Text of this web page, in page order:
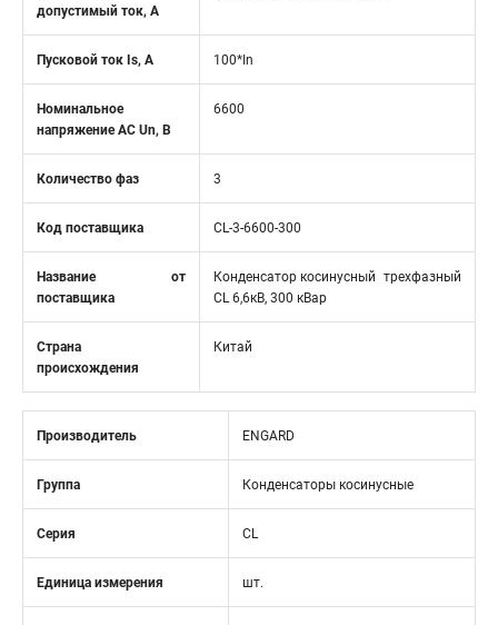
допустимый ток, А
Пусковой ток Is, А 100*In
Номинальное
напряжение АС Un, В
6600
Количество фаз 3
Код поставщика CL-3-6600-300
Название от
поставщика
Конденсатор косинусный трехфазный
CL 6,6кВ, 300 кВар
Страна
происхождения
Китай
Производитель ENGARD
Группа Конденсаторы косинусные
Серия CL
Единица измерения шт.